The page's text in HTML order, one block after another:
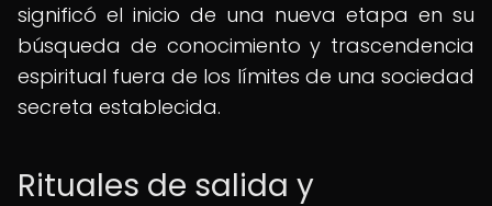
significó el inicio de una nueva etapa en su
búsqueda de conocimiento y trascendencia
espiritual fuera de los límites de una sociedad
secreta establecida.
Rituales de salida y